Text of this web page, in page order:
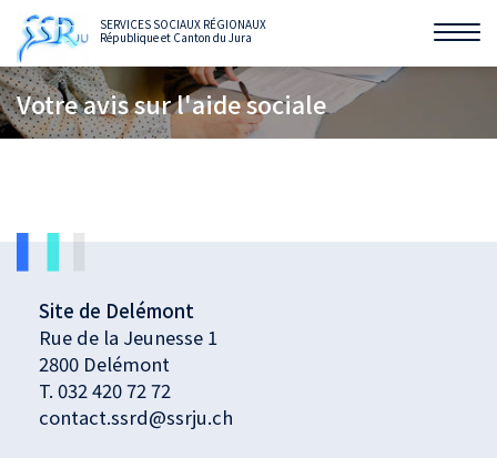
SERVICES SOCIAUX RÉGIONAUX
République et Canton du Jura
la
Votre avis sur l'aide sociale
Site de Delémont
Rue de la Jeunesse 1
2800 Delémont
T. 032 420 72 72
contact.ssrd@ssrju.ch